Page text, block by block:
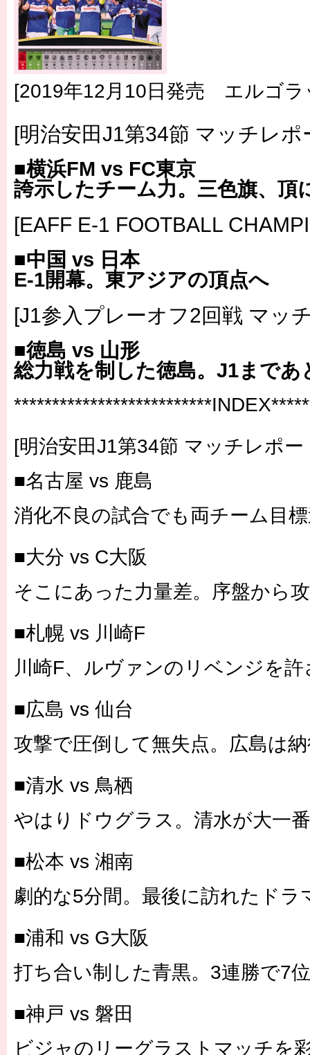
[2019年12月10日発売 エルゴラ
[明治安田J1第34節 マッチレポ
■横浜FM vs FC東京
誇示したチーム力。三色旗、頂
[EAFF E-1 FOOTBALL
■中国 vs 日本
E-1開幕。東アジアの頂点へ
[J1参入プレーオフ2回戦 マッ
■徳島 vs 山形
総力戦を制した徳島。J1まであ
[明治安田J1第34節 マッチレポー
■名古屋 vs 鹿島
消化不良の試合でも両チーム目
■大分 vs C大阪
そこにあった力量差。序盤から
■札幌 vs 川崎F
川崎F、ルヴァンのリベンジを許
■広島 vs 仙台
攻撃で圧倒して無失点。広島は
■清水 vs 鳥栖
やはりドウグラス。清水が大一
■松本 vs 湘南
劇的な5分間。最後に訪れたドラ
■浦和 vs G大阪
打ち合い制した青黒。3連勝で7
■神戸 vs 磐田
ビジャのリーグラストマッチを